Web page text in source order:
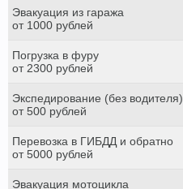
Эвакуация из гаража
от 1000 рублей
Погрузка в фуру
от 2300 рублей
Экспедирование (без водителя)
от 500 рублей
Перевозка в ГИБДД и обратно
от 5000 рублей
Эвакуация мотоцикла